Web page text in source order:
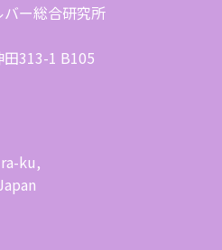
ー総合研究所
313-1 B105
ku,